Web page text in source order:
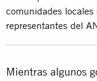
comunidades
representantes del
Mientras algunos